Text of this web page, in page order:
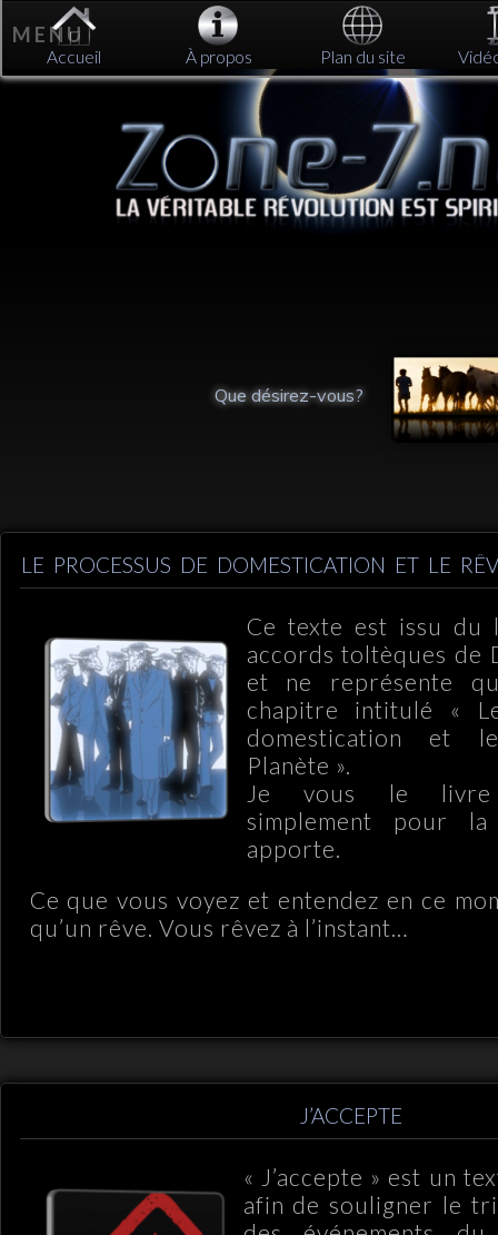
M E N U
Que désirez-vous?
LE PROCESSUS DE DOMESTICATION ET LE
Ce texte est issu du
accords toltèques de
et ne représente
chapitre intitulé «
domestication et
Planète ».
Je vous le livre
simplement pour
apporte.
Ce que vous voyez et entendez en ce
qu’un rêve. Vous rêvez à l’instant…
J’ACCEPTE
« J’accepte » est un
afin de souligner le
Accueil À propos Plan du site